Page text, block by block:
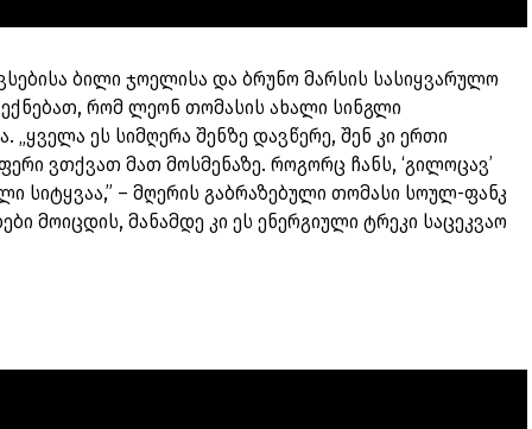
ბილი ჯოელისა და ბრუნო მარსის სასიყვარულო
რომ ლეონ თომასის ახალი სინგლი
„ყველა ეს სიმღერა შენზე დავწერე, შენ კი ერთი
ვთქვათ მათ მოსმენაზე. როგორც ჩანს, ‘გილოცავ’
სიტყვაა,” – მღერის გაბრაზებული თომასი სოულ-ფანკ
მოიცდის, მანამდე კი ეს ენერგიული ტრეკი საცეკვაო